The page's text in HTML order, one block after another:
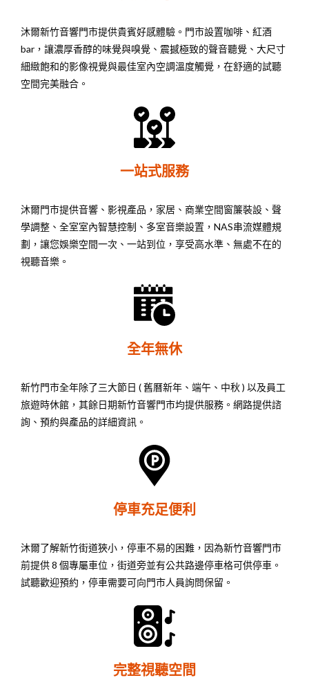
沐爾新竹音響門市提供貴賓好感體驗。門市設置咖啡、紅酒
bar，讓濃厚香醇的味覺與嗅覺、震撼極致的聲音聽覺、大尺寸
細緻飽和的影像視覺與最佳室內空調溫度觸覺，在舒適的試聽
空間完美融合。
一站式服務
沐爾門市提供音響、影視產品，家居、商業空間窗簾裝設、聲
學調整、全室室內智慧控制、多室音樂設置，NAS串流媒體規
劃，讓您娛樂空間一次、一站到位，享受高水準、無處不在的
視聽音樂。
全年無休
新竹門市全年除了三大節日 ( 舊曆新年、端午、中秋 ) 以及員工
旅遊時休館，其餘日期新竹音響門市均提供服務。網路提供諮
詢、預約與產品的詳細資訊。
停車充足便利
沐爾了解新竹街道狹小，停車不易的困難，因為新竹音響門市
前提供 8 個專屬車位，街道旁並有公共路邊停車格可供停車。
試聽歡迎預約，停車需要可向門市人員詢問保留。
完整視聽空間